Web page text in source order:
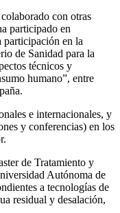
con otras
participado en
participación en la
de Sanidad para la
técnicos y
humano”, entre
e internacionales, y
y conferencias) en los
de Tratamiento y
Autónoma de
a tecnologías de
residual y desalación,